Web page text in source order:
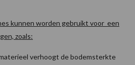
kunnen worden gebruikt voor een
zoals:
verhoogt de bodemsterkte